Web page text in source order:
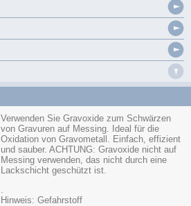
Verwenden Sie Gravoxide zum Schwärzen
von Gravuren auf Messing. Ideal für die
Oxidation von Gravometall. Einfach, effizient
und sauber. ACHTUNG: Gravoxide nicht auf
Messing verwenden, das nicht durch eine
Lackschicht geschützt ist.
.
Hinweis: Gefahrstoff